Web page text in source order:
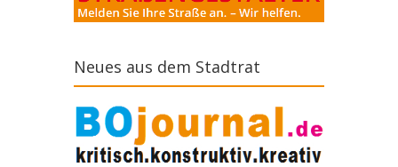
Neues aus dem Stadtrat